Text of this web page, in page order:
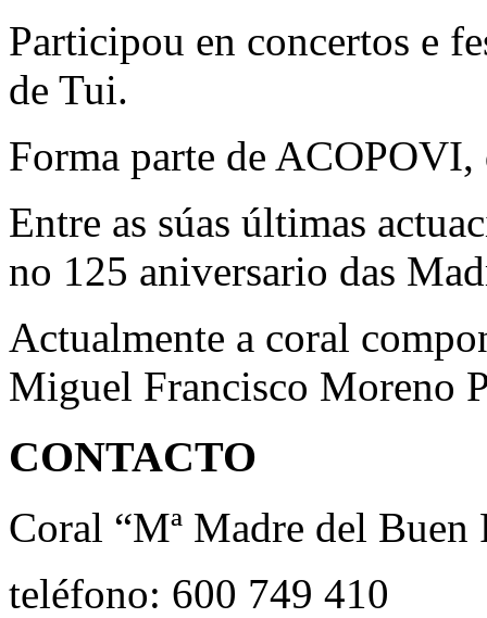
Participou en concertos e
de Tui.
Forma parte de
Entre as súas últimas
no 125 aniversario das
Actualmente a coral
Miguel Francisco Moreno
CONTACTO
Coral “Mª Madre del Buen
teléfono: 600 749 410